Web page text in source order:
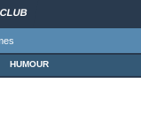
CLUB
HUMOUR